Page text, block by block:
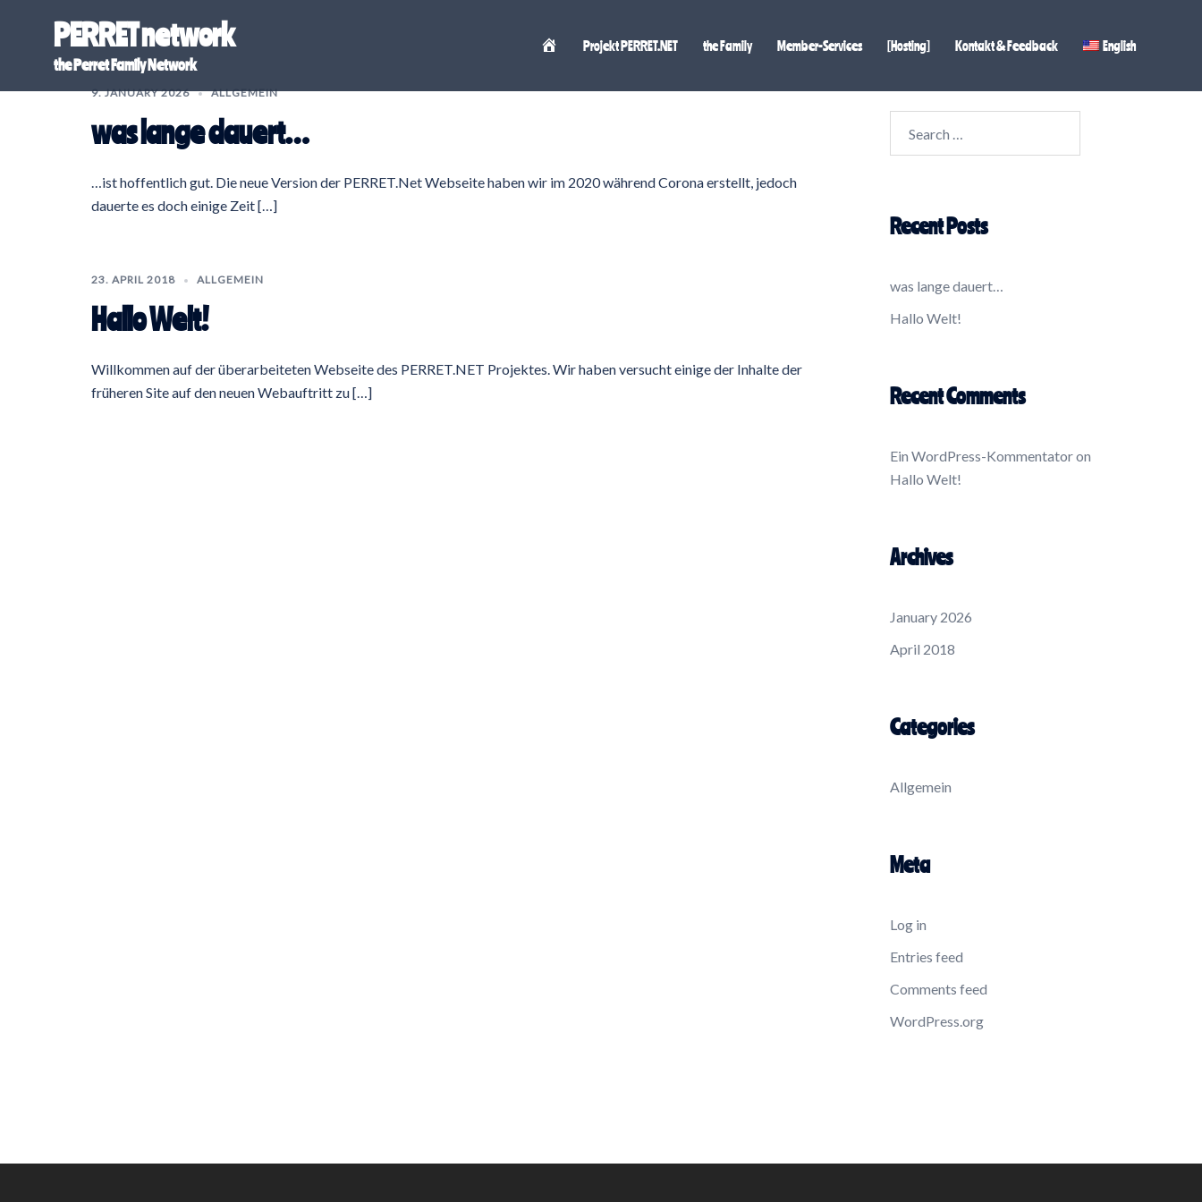
PERRET network
the Perret Family Network
Projekt PERRET.NET the Family Member-Services [Hosting] Kontakt & Feedback English
9. JANUARY 2026 ALLGEMEIN
was lange dauert…
…ist hoffentlich gut. Die neue Version der PERRET.Net Webseite haben wir im 2020 während Corona erstellt, jedoch
dauerte es doch einige Zeit […]
23. APRIL 2018 ALLGEMEIN
Hallo Welt!
Willkommen auf der überarbeiteten Webseite des PERRET.NET Projektes. Wir haben versucht einige der Inhalte der
früheren Site auf den neuen Webauftritt zu […]
for:
Recent Posts
was lange dauert…
Hallo Welt!
Recent Comments
Ein WordPress-Kommentatoron
Hallo Welt!
Archives
January 2026
April 2018
Categories
Allgemein
Meta
Log in
Entries feed
Comments feed
WordPress.org